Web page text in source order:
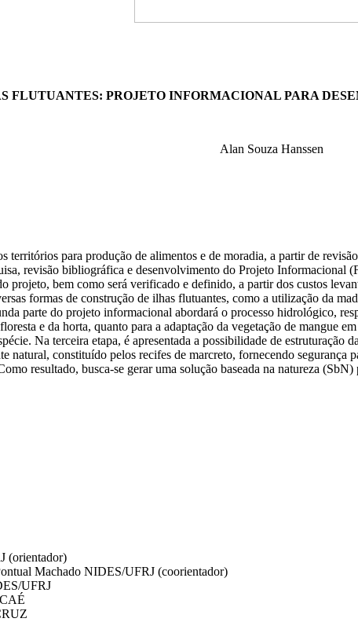
FLUTUANTES: PROJETO INFORMACIONAL PARA
Alan Souza Hanssen
territórios para produção de alimentos e de moradia, a partir de
revisão bibliográfica e desenvolvimento do Projeto
projeto, bem como será verificado e definido, a partir dos custos
formas de construção de ilhas flutuantes, como a utilização da
parte do projeto informacional abordará o processo hidrológico,
e da horta, quanto para a adaptação da vegetação de mangue
Na terceira etapa, é apresentada a possibilidade de
natural, constituído pelos recifes de marcreto, fornecendo
resultado, busca-se gerar uma solução baseada na natureza
(orientador)
Machado NIDES/UFRJ (coorientador)
UFRJ